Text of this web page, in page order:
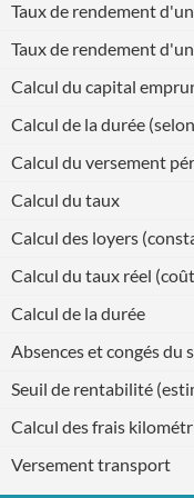
Taux de rendement
Taux de rendement
Calcul du capital
Calcul de la durée
Calcul du versement
Calcul du taux
Calcul des loyers
Calcul du taux réel
Calcul de la durée
Absences et congés du
Seuil de rentabilité
Calcul des frais
Versement transport